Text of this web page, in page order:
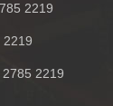
2219
2219
2219